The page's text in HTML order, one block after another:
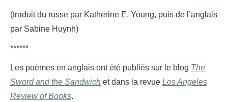
(traduit du russe par Katherine E. Young, puis de l’anglais
par Sabine Huynh)
******
Les poèmes en anglais ont été publiés sur le blog The
Sword and the Sandwich et dans la revue Los Angeles
Review of Books.